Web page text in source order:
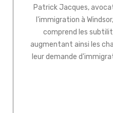
Patrick Jacques,
l'immigration à
comprend les
augmentant ainsi les
leur demande